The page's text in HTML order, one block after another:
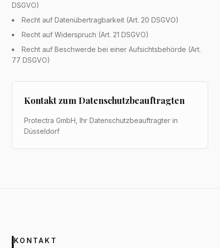
DSGVO)
Recht auf Datenübertragbarkeit (Art. 20 DSGVO)
Recht auf Widerspruch (Art. 21 DSGVO)
Recht auf Beschwerde bei einer Aufsichtsbehörde (Art.
77 DSGVO)
Kontakt zum Datenschutzbeauftragten
Protectra GmbH, Ihr Datenschutzbeauftragter in
Düsseldorf
KONTAKT